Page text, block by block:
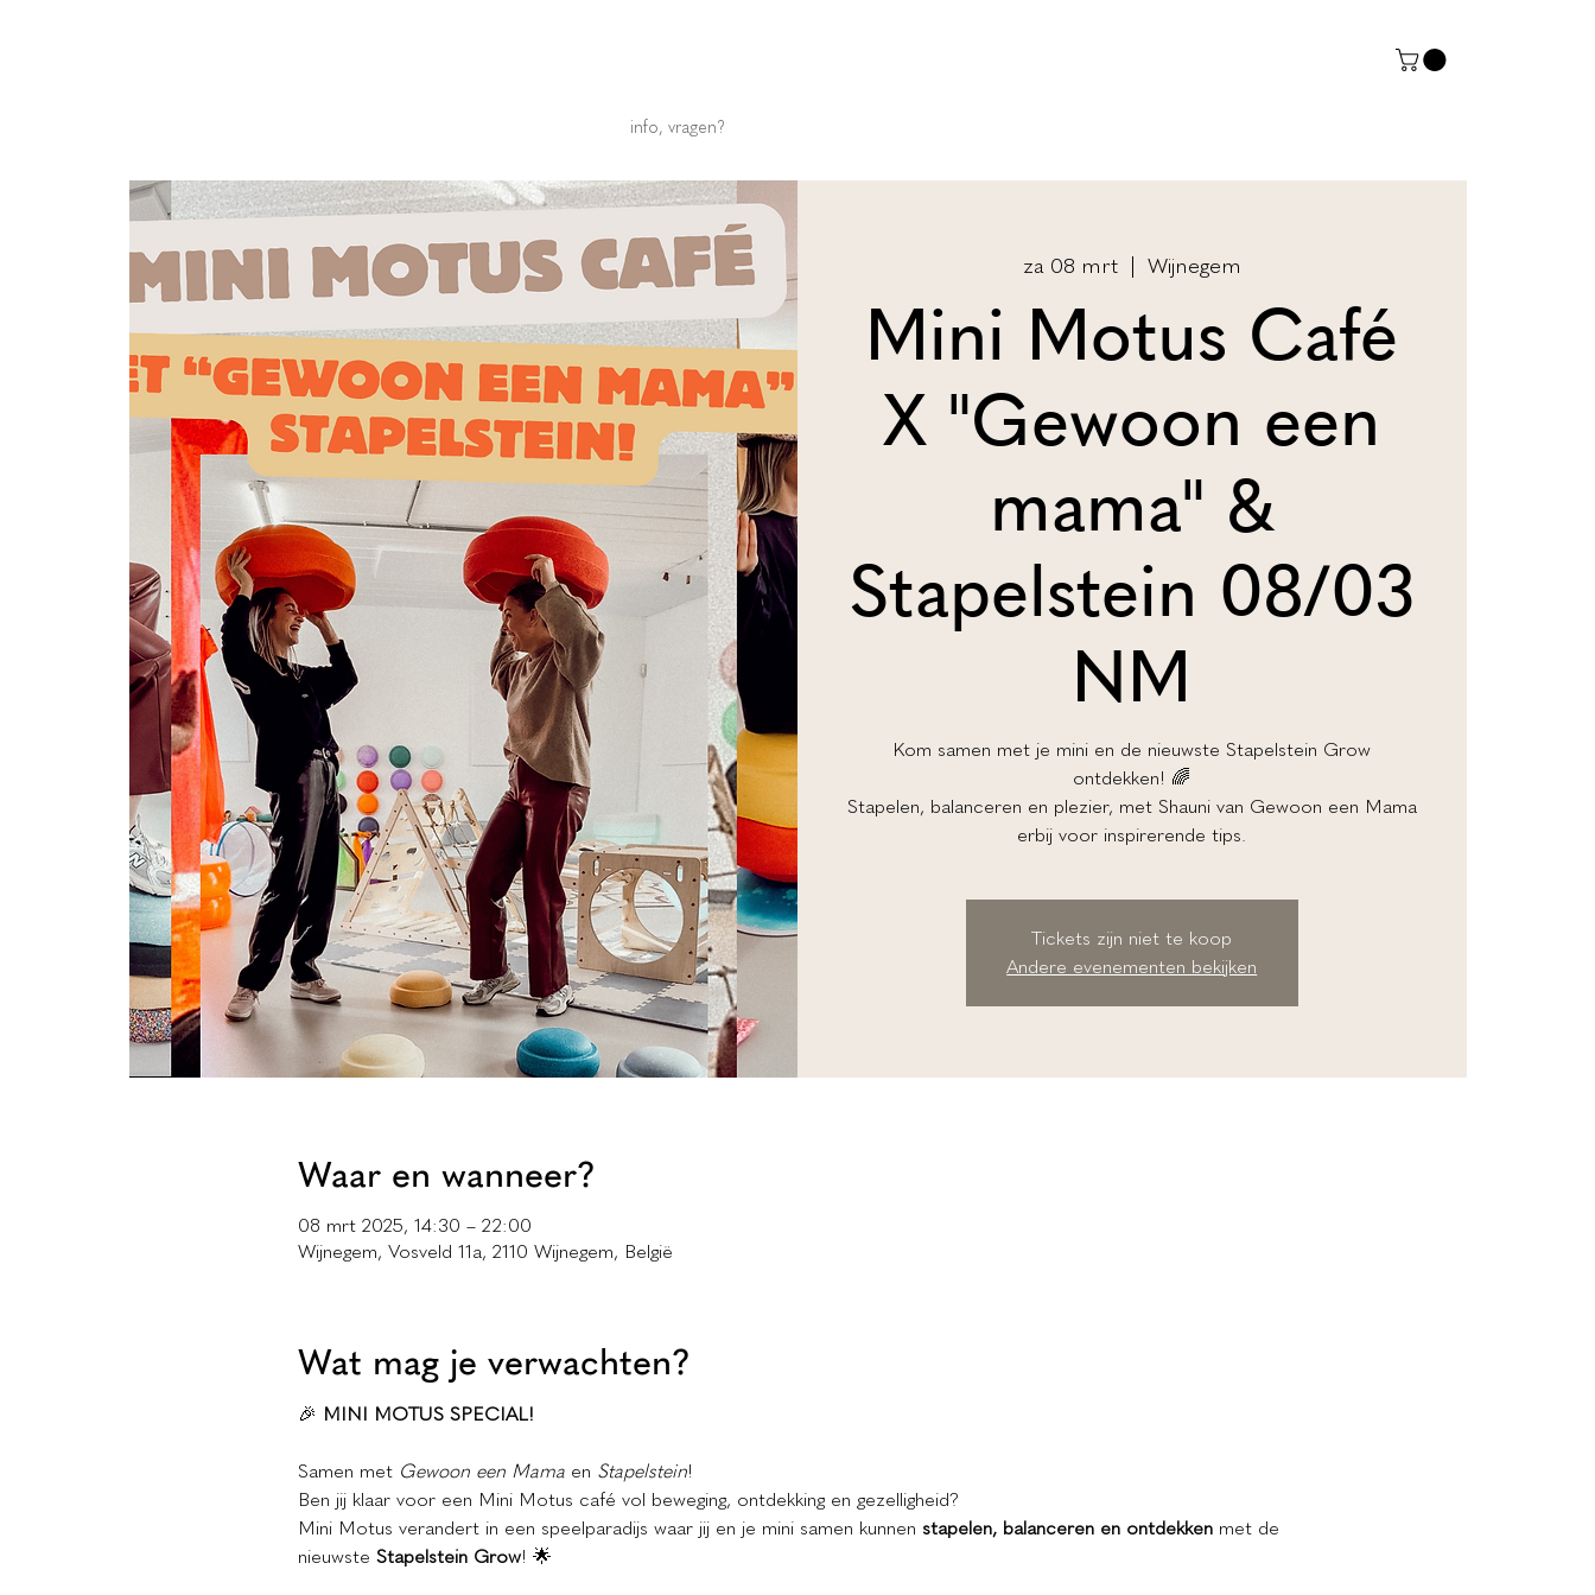
info, vragen?
za 08 mrt
  |
Wijnegem
Mini Motus Café
X "Gewoon een
mama" &
Stapelstein 08/03
NM
Kom samen met je mini en de nieuwste Stapelstein Grow
ontdekken! 🌈
Stapelen, balanceren en plezier, met Shauni van Gewoon een Mama
erbij voor inspirerende tips.
Tickets zijn niet te koop
Andere evenementen bekijken
Waar en wanneer?
08 mrt 2025, 14:30 – 22:00
Wijnegem, Vosveld 11a, 2110 Wijnegem, België
Wat mag je verwachten?
🎉 MINI MOTUS SPECIAL!
Samen met Gewoon een Mama en Stapelstein!
Ben jij klaar voor een Mini Motus café vol beweging, ontdekking en gezelligheid?
Mini Motus verandert in een speelparadijs waar jij en je mini samen kunnen stapelen, balanceren en ontdekken met de
nieuwste Stapelstein Grow! 🌟